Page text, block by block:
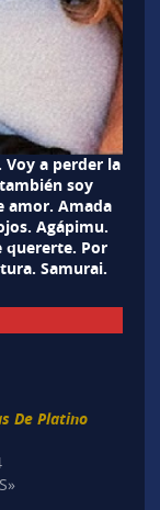
Voy a perder la
soy
amor. Amada
Agápimu.
quererte. Por
Samurai.
De Platino